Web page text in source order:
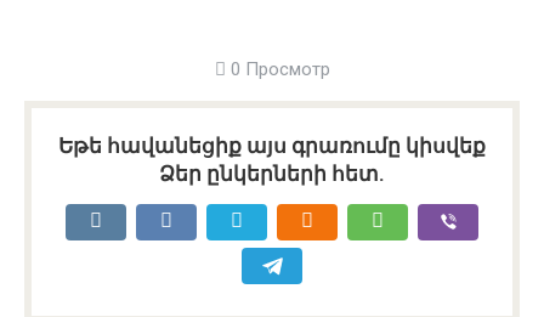
0 Просмотр
Եթե հավանեցիք այս գրառումը կիսվեք
Ձեր ընկերների հետ.